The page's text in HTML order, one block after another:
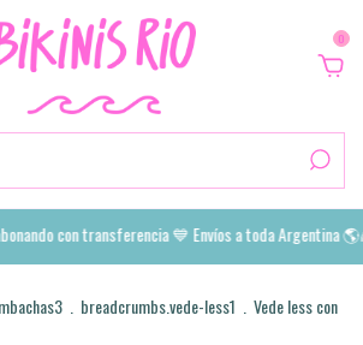
0
💙 Envíos a toda Argentina 🌎🌈🛩️ Colección
breadcrumbs.vede-less1
Vede less con